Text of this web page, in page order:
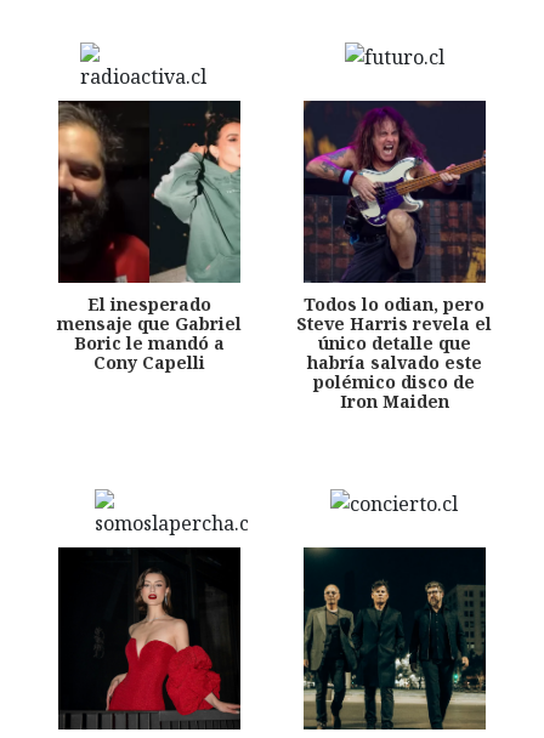
El inesperado
mensaje que Gabriel
Boric le mandó a
Cony Capelli
Todos lo odian, pero
Steve Harris revela el
único detalle que
habría salvado este
polémico disco de
Iron Maiden